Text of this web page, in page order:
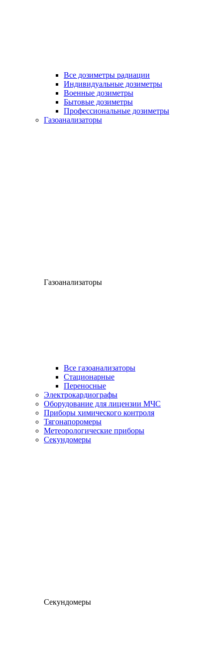
Все дозиметры радиации
Индивидуальные дозиметры
Военные дозиметры
Бытовые дозиметры
Профессиональные дозиметры
Газоанализаторы
Газоанализаторы
Все газоанализаторы
Cтационарные
Переносные
Электрокардиографы
Оборудование для лицензии МЧС
Приборы химического контроля
Тягонапоромеры
Метеорологические приборы
Секундомеры
Секундомеры